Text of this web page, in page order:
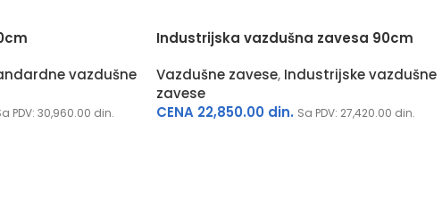
vazdušne
PDV: 30,960.00 din.
Industrijska vazdušna zavesa 90cm
Vazdušne zavese, Industrijske vazdušne
zavese
CENA 22,850.00 din. Sa PDV: 27,420.00 din.